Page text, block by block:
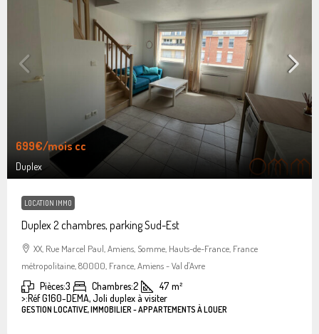
699€/mois cc
Duplex
LOCATION IMMO
Duplex 2 chambres, parking Sud-Est
XX, Rue Marcel Paul, Amiens, Somme, Hauts-de-France, France
métropolitaine, 80000, France, Amiens - Val d'Avre
Pièces:3 Chambres:2 47 m²
>:Réf G160-DEMA, Joli duplex à visiter
GESTION LOCATIVE, IMMOBILIER - APPARTEMENTS À LOUER